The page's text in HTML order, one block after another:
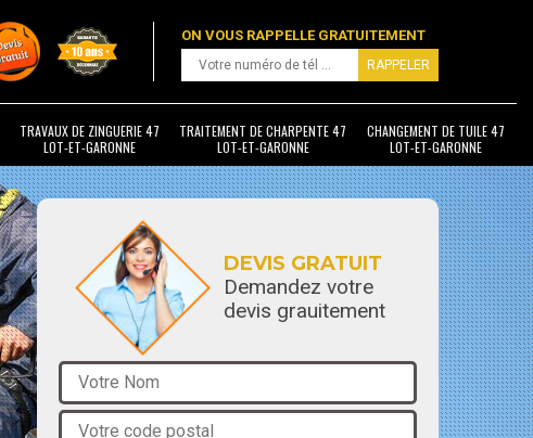
ON VOUS RAPPELLE GRATUITEMENT
TRAVAUX DE ZINGUERIE 47
LOT-ET-GARONNE
TRAITEMENT DE CHARPENTE 47
LOT-ET-GARONNE
CHANGEMENT DE TUILE 47
LOT-ET-GARONNE
DEVIS GRATUIT
Demandez votre
devis grauitement